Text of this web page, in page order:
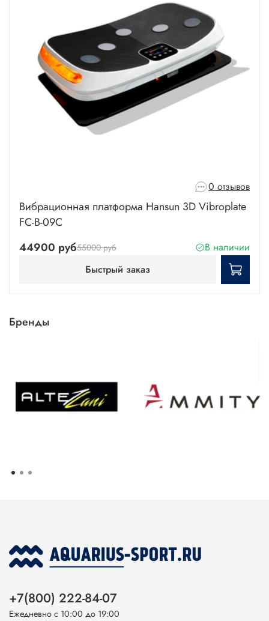
0 отзывов
Вибрационная платформа Hansun 3D Vibroplate
FC-B-09C
44900 руб55000 руб
В наличии
Быстрый заказ
Бренды
+7(800) 222-84-07
Ежедневно с 10:00 до 19:00